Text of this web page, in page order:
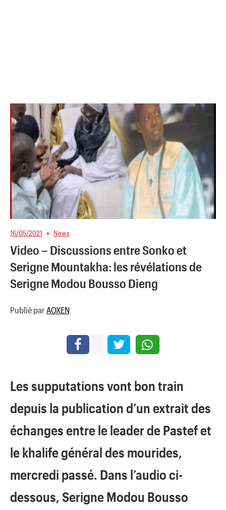
16/05/2021 News
Video – Discussions entre Sonko et
Serigne Mountakha: les révélations de
Serigne Modou Bousso Dieng
Publié par AOXEN
Les supputations vont bon train
depuis la publication d’un extrait des
échanges entre le leader de Pastef et
le khalife général des mourides,
mercredi passé. Dans l’audio ci-
dessous, Serigne Modou Bousso